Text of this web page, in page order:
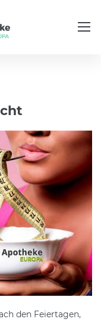
den Feiertagen,